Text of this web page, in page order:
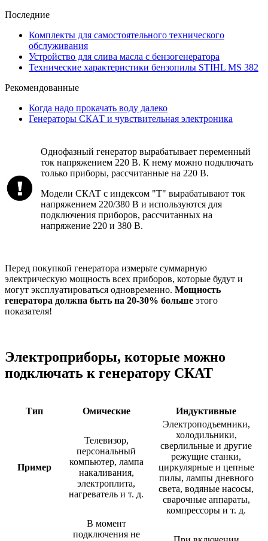
Последние
Комплекты для самостоятельного технического
обслуживания
Устройство для слива масла с бензогенератора
Технические характеристики бензопилы STIHL MS 382
Рекомендованные
Когда надо прокачать воду далеко
Генераторы СКАТ и чувствительная электроника
Однофазный генератор вырабатывает переменный
ток напряжением 220 В. К нему можно подключать
только приборы, рассчитанные на 220 В.
Модели СКАТ с индексом "Т" вырабатывают ток
напряжением 220/380 В и используются для
подключения приборов, рассчитанных на
напряжение 220 и 380 В.
Перед покупкой генератора измерьте суммарную
электрическую мощность всех приборов, которые будут и
могут эксплуатироваться одновременно. Мощность
генератора должна быть на 20-30% больше этого
показателя!
Электроприборы, которые можно
подключать к генератору СКАТ
Тип Омические Индуктивные
Пример
Телевизор,
персональный
компьютер, лампа
накаливания,
электроплита,
нагреватель и т. д.
Электроподъемники,
холодильники,
сверлильные и другие
режущие станки,
циркулярные и цепные
пилы, лампы дневного
света, водяные насосы,
сварочные аппараты,
компрессоры и т. д.
В момент
подключения не